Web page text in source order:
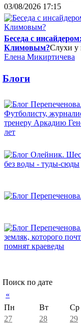
03/08/2026 17:15
Беседа с
Климовым?Слухи у
Елена Микиртичева
Блоги
Поиск по дате
«
Пн
Вт Ср
27
28 29